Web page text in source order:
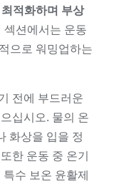
적화하며 부상
섹션에서는 운동
으로 워밍업하는
전에 부드러운
십시오. 물의 온
화상을 입을 정
한 운동 중 온기
수 보온 윤활제